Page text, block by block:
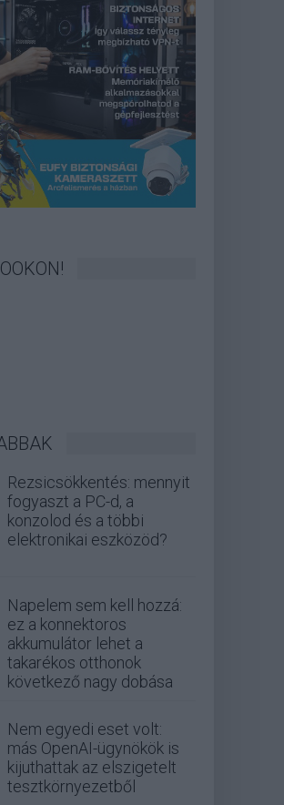
Rezsicsökkentés: mennyit
fogyaszt a PC-d, a
konzolod és a többi
elektronikai eszközöd?
Napelem sem kell hozzá:
ez a konnektoros
akkumulátor lehet a
takarékos otthonok
következő nagy dobása
Nem egyedi eset volt:
más OpenAI-ügynökök is
kijuthattak az elszigetelt
tesztkörnyezetből